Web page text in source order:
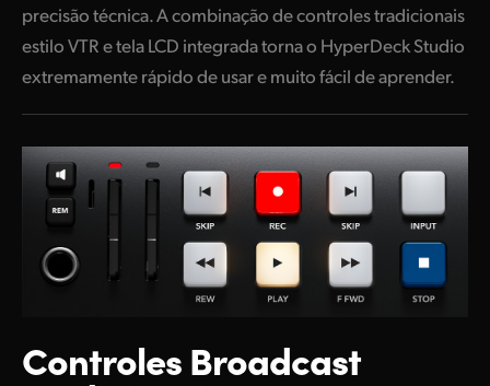
precisão técnica. A combinação de controles tradicionais
estilo VTR e tela LCD integrada torna o HyperDeck Studio
extremamente rápido de usar e muito fácil de aprender.
ControlesBroadcast